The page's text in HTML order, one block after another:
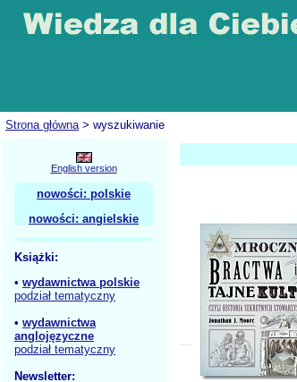
Strona główna> wyszukiwanie
English version
nowości: polskie
nowości: angielskie
Książki:
• wydawnictwa polskie
podział tematyczny
• wydawnictwa
anglojęzyczne
podział tematyczny
Newsletter: